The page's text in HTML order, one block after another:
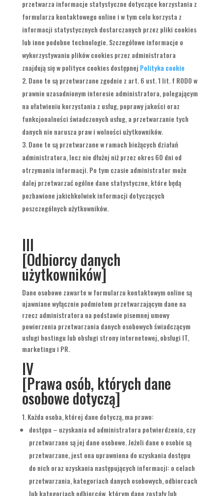
przetwarza informacje statystyczne dotyczące korzystania z
formularza kontaktowego online i w tym celu korzysta z
informacji statystycznych dostarczanych przez pliki cookies
lub inne podobne technologie. Szczegółowe informacje o
wykorzystywaniu plików cookies przez administratora
znajdują się w polityce cookies dostępnej Polityka cookie
Dane te są przetwarzane zgodnie z art. 6 ust. 1 lit. f RODO w
prawnie uzasadnionym interesie administratora, polegającym
na ułatwieniu korzystania z usług, poprawy jakości oraz
funkcjonalności świadczonych usług, a przetwarzanie tych
danych nie narusza praw i wolności użytkowników.
Dane te są przetwarzane w ramach bieżących działań
administratora, lecz nie dłużej niż przez okres 60 dni od
otrzymania informacji. Po tym czasie administrator może
dalej przetwarzać ogólne dane statystyczne, które będą
pozbawione jakichkolwiek informacji dotyczących
poszczególnych użytkowników.
III
[Odbiorcy danych
użytkowników]
Dane osobowe zawarte w formularzu kontaktowym online są
ujawniane wyłącznie podmiotom przetwarzającym dane na
rzecz administratora na podstawie pisemnej umowy
powierzenia przetwarzania danych osobowych świadczącym
usługi hostingu lub obsługi strony internetowej, obsługi IT,
marketingu i PR.
IV
[Prawa osób, których dane
osobowe dotyczą]
Każda osoba, której dane dotyczą, ma prawo:
dostępu – uzyskania od administratora potwierdzenia, czy
przetwarzane są jej dane osobowe. Jeżeli dane o osobie są
przetwarzane, jest ona uprawniona do uzyskania dostępu
do nich oraz uzyskania następujących informacji: o celach
przetwarzania, kategoriach danych osobowych, odbiorcach
lub kategoriach odbiorców, którym dane zostały lub